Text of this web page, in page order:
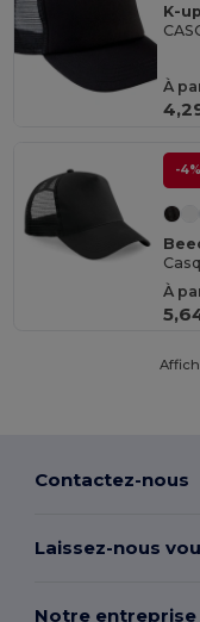
K-
À
-4%
À
Contactez-nous
Laissez-nous
Notre entreprise